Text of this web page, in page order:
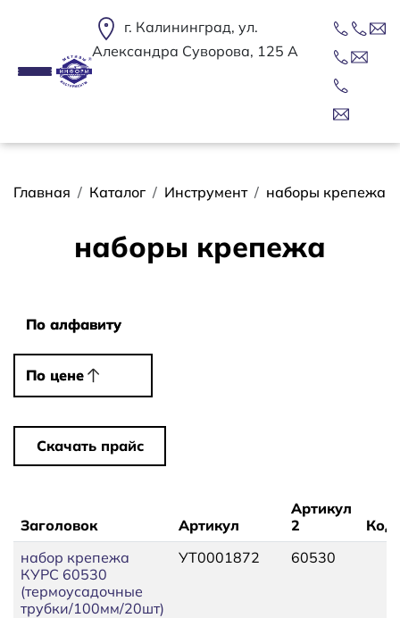
г. Калининград, ул.
Александра Суворова, 125 А
Строка навигации
Главная Каталог Инструмент наборы крепежа
наборы крепежа
По алфавиту
По алфавиту
По цене
По цене
Скачать прайс
Заголовок Артикул
Артикул
2
Код
набор крепежа
КУРС 60530
(термоусадочные
трубки/100мм/20шт)
УТ0001872 60530